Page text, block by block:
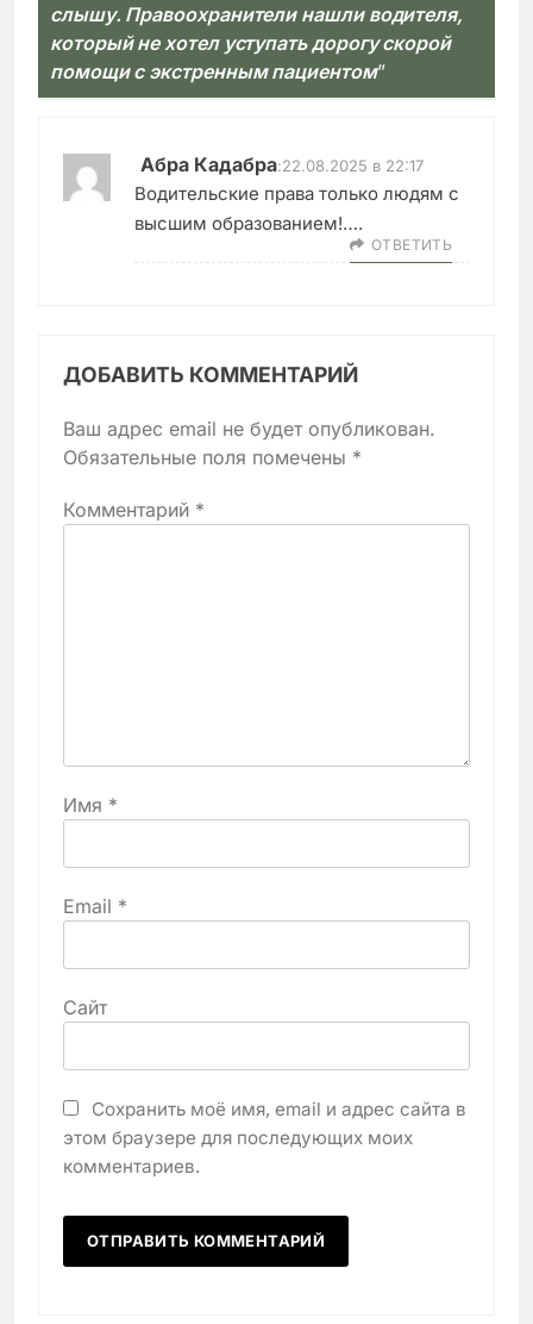
слышу. Правоохранители нашли водителя,
который не хотел уступать дорогу скорой
помощи с экстренным пациентом”
Абра Кадабра:22.08.2025 в 22:17
Водительские права только людям с
высшим образованием!….
ОТВЕТИТЬ
ДОБАВИТЬ КОММЕНТАРИЙ
Ваш адрес email не будет опубликован.
Обязательные поля помечены *
Комментарий *
Имя *
Email *
Сайт
Сохранить моё имя, email и адрес сайта в
этом браузере для последующих моих
комментариев.